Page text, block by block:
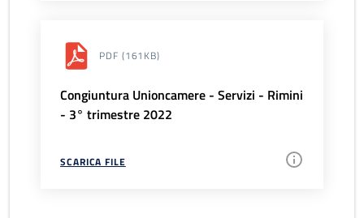
PDF (161KB)
Congiuntura Unioncamere - Servizi - Rimini
- 3° trimestre 2022
SCARICA FILE